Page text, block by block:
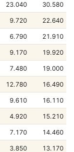
23.040 30.580
9.720 22.640
6.790 21.910
9.170 19.920
7.480 19.000
12.780 16.490
9.610 16.110
4.920 15.210
7.170 14.460
3.850 13.170